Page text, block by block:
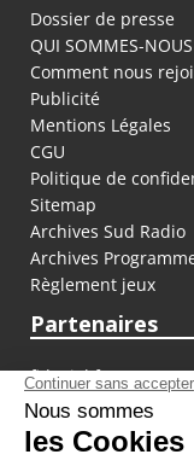
Dossier de presse
QUI SOMMES-
Comment nous
Publicité
Mentions Légales
CGU
Politique de
Sitemap
Archives Sud Radio
Archives
Règlement jeux
Partenaires
fiducial.fr
lyoncapitale.fr
olympique-et-